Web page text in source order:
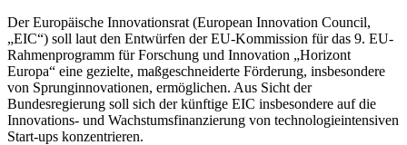
Der Europäische Innovationsrat (European Innovation Council,
„EIC“) soll laut den Entwürfen der EU-Kommission für das 9. EU-
Rahmenprogramm für Forschung und Innovation „Horizont
Europa“ eine gezielte, maßgeschneiderte Förderung, insbesondere
von Sprunginnovationen, ermöglichen. Aus Sicht der
Bundesregierung soll sich der künftige EIC insbesondere auf die
Innovations- und Wachstumsfinanzierung von technologieintensiven
Start-ups konzentrieren.